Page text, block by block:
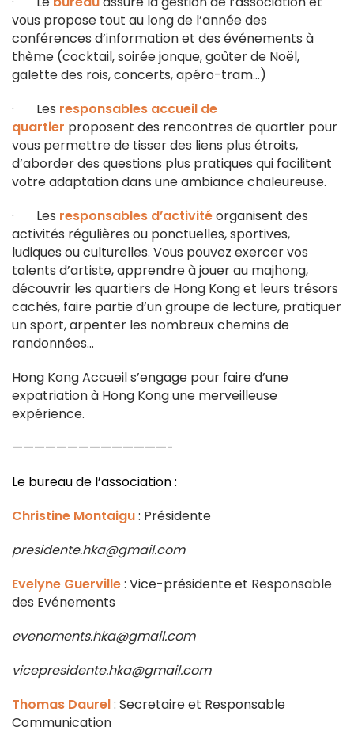
vous propose tout au long de l’année des
conférences d’information et des événements à
thème (cocktail, soirée jonque, goûter de Noël,
galette des rois, concerts, apéro-tram…)
· Les responsables accueil de
quartier proposent des rencontres de quartier pour
vous permettre de tisser des liens plus étroits,
d’aborder des questions plus pratiques qui facilitent
votre adaptation dans une ambiance chaleureuse.
· Les responsables d’activitéorganisent des
activités régulières ou ponctuelles, sportives,
ludiques ou culturelles. Vous pouvez exercer vos
talents d’artiste, apprendre à jouer au majhong,
découvrir les quartiers de Hong Kong et leurs trésors
cachés, faire partie d’un groupe de lecture, pratiquer
un sport, arpenter les nombreux chemins de
randonnées…
Hong Kong Accueil s’engage pour faire d’une
expatriation à Hong Kong une merveilleuse
expérience.
——————————————-
Le bureau de l’association :
Christine Montaigu: Présidente
presidente.hka@gmail.com
Evelyne Guerville: Vice-présidente et Responsable
des Evénements
evenements.hka@gmail.com
vicepresidente.hka@gmail.com
Thomas Daurel: Secretaire et Responsable
Communication